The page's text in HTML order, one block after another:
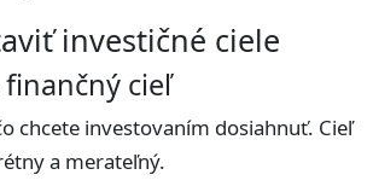
investičné ciele
cieľ
chcete investovaním dosiahnuť. Cieľ
a merateľný.